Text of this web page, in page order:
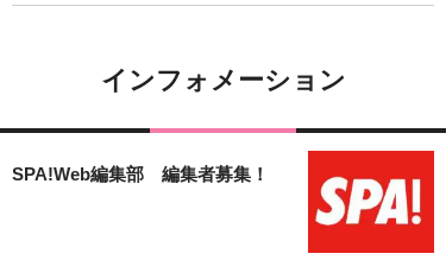
インフォメーション
SPA!Web編集部 編集者募集！